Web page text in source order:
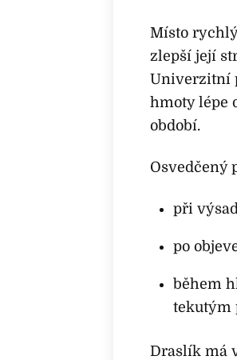
Místo
zlepší její
Univerzitní
hmoty lépe
období.
Osvedčený
při
po
během
tekutým
Draslík má